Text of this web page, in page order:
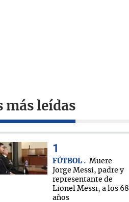
más leídas
FÚTBOL
Muere
Jorge Messi, padre y
representante de
Lionel Messi, a los 68
años